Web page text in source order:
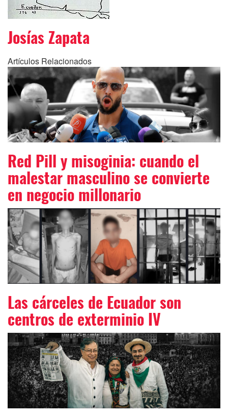
Josías Zapata
Artículos Relacionados
Red Pill y misoginia: cuando el
malestar masculino se convierte
en negocio millonario
Las cárceles de Ecuador son
centros de exterminio IV